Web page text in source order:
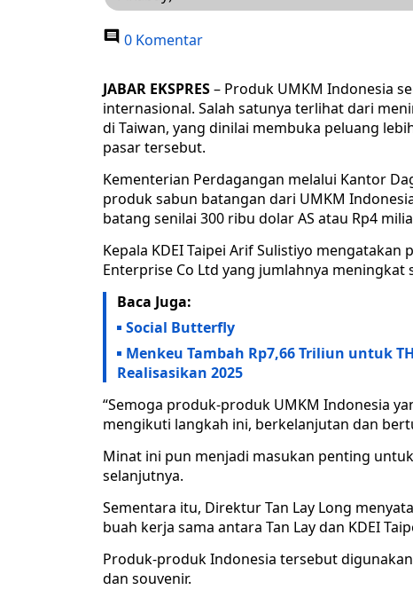
0 Komentar
JABAR EKSPRES– Produk UMKM Indonesia
internasional. Salah satunya terlihat dari
di Taiwan, yang dinilai membuka peluang
pasar tersebut.
Kementerian Perdagangan melalui Kantor
produk sabun batangan dari UMKM
batang senilai 300 ribu dolar AS atau Rp4
Kepala KDEI Taipei Arif Sulistiyo
Enterprise Co Ltd yang jumlahnya
Baca Juga:
Social Butterfly
Menkeu Tambah Rp7,66 Triliun untuk
Realisasikan 2025
“Semoga produk-produk UMKM Indonesia
mengikuti langkah ini, berkelanjutan dan
Minat ini pun menjadi masukan penting
selanjutnya.
Sementara itu, Direktur Tan Lay Long
buah kerja sama antara Tan Lay dan KDEI
Produk-produk Indonesia tersebut
dan souvenir.